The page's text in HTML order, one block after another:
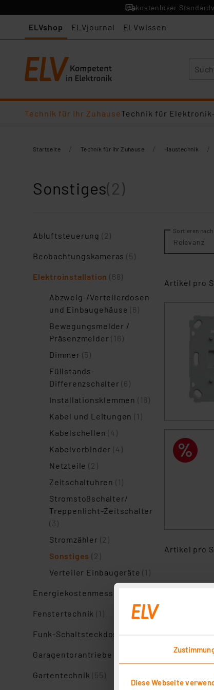
Diese Webseite
kostenloser
ELVshop ELVjournal ELVwissen
Technik für Ihr ZuhauseTechnik für
Startseite / Technik für Ihr Zuhause / Haustechnik /
Sonstiges(2)
Abluftsteuerung (2)
Beobachtungskameras(5)
Elektroinstallation (68)
Abzweig-/Verteilerdosen
und Einbaugehäuse(6)
Bewegungsmelder /
Präsenzmelder(16)
Dimmer (5)
Füllstands-
Differenzschalter(6)
Installationsklemmen (16)
Kabel und Leitungen(1)
Kabelschellen(4)
Kabelverbinder(4)
Netzteile (2)
Zeitschaltuhren (1)
Stromstoßschalter/
Treppenlicht-Zeitschalter
(3)
Stromzähler (2)
Sonstiges (2)
Verteiler Einbaugeräte(1)
Energiekostenmessgeräte
Fenstertechnik(1)
Funk-Schaltsteckdosen
Garagentorantriebe
Gartentechnik(55)
Sortieren nach
Relevanz
Artikel pro
Artikel pro